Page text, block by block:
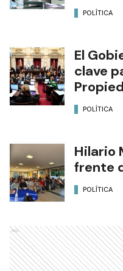
POLÍTICA
El
clave
POLÍTICA
Hilario
frente
POLÍTICA
Ads